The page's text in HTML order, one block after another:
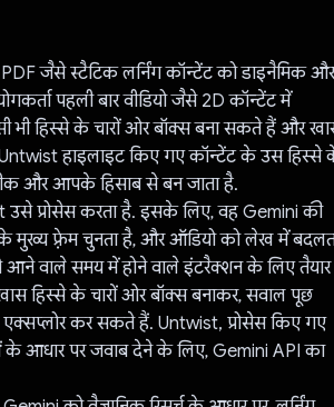
जैसे स्टैटिक लर्निंग कॉन्टेंट को डाइनैमिक और
पहली बार वीडियो जैसे 2D कॉन्टेंट में
भी हिस्से के चारों ओर बॉक्स बना सकते हैं और
हाइलाइट किए गए कॉन्टेंट के उस हिस्से
और आपके हिसाब से बन जाता है.
उसे प्रोसेस करता है. इसके लिए, वह Gemini की
के मुख्य फ़्रेम चुनता है, और ऑडियो को लेख में
वाले समय में होने वाले इंटरैक्शन के लिए तैयार
हिस्से के चारों ओर बॉक्स बनाकर, सवाल पूछ
कर सकते हैं. Untwist, प्रोसेस किए गए
के आधार पर जवाब देने के लिए, Gemini API का